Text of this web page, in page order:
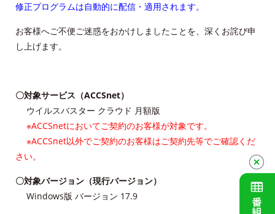
修正プログラムは自動的に配信・適用されます。
お客様へご不便ご迷惑をおかけしましたことを、深くお詫び申
し上げます。
〇対象サービス（ACCSnet）
ウイルスバスター クラウド 月額版
※ACCSnetにおいてご契約のお客様が対象です。
※ACCSnet以外でご契約のお客様はご契約先等でご確認くだ
さい。
〇対象バージョン（現行バージョン）
Windows版 バージョン 17.9
つくばもん（地域情報サイト）